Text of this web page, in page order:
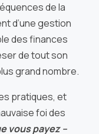
de la
d’une gestion
des finances
de tout son
grand nombre.
pratiques, et
foi des
vous payez –